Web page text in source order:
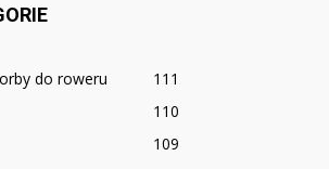
do roweru
111
110
109